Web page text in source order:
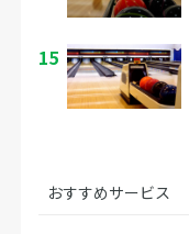
15
おすすめサービス